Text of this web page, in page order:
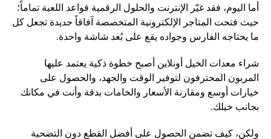
أما اليوم، فقد غيّر الإنترنت والحلول الرقمية قواعد اللعبة تماماً؛
حيث فتحت المتاجر الإلكترونية المتخصصة آفاقاً جديدة تجعل كل
ما يحتاجه الفارس وجواده يقع على بُعد شاشة واحدة.
شراء معدات الخيل أونلاين أصبح خطوة ذكية يعتمد عليها
المربون المحترفون لتوفير الوقت والجهد، والحصول على
خيارات أوسع ومقارنة الأسعار والخامات بدقة وأنت في مكانك
بجانب خيلك.
ولكن، كيف تضمن الحصول على أفضل القطع دون التضحية